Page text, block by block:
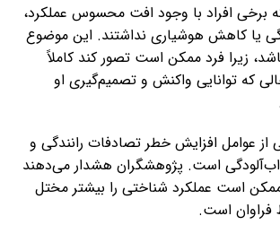
برخی افراد با وجود افت محسوس عملکرد،
یا کاهش هوشیاری نداشتند. این موضوع
زیرا فرد ممکن است تصور کند کاملاً
که توانایی واکنش و تصمیم‌گیری او
از عوامل افزایش خطر تصادفات رانندگی و
است. پژوهشگران هشدار می‌دهند
است عملکرد شناختی را بیشتر مختل
فراوان است.